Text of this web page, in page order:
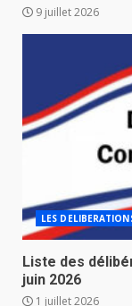
9 juillet 2026
LES
Liste des
juin 2026
1 juillet 2026